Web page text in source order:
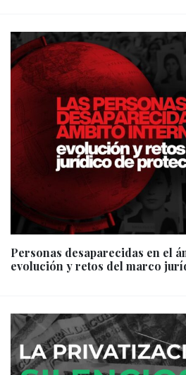
Personas desaparecidas en el
evolución y retos del marco